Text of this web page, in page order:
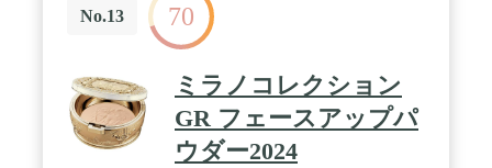
No.13 70
ミラノコレクション
GR フェースアップパ
ウダー2024